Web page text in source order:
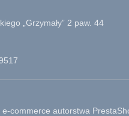
„Grzymały” 2 paw. 44
commerce autorstwa